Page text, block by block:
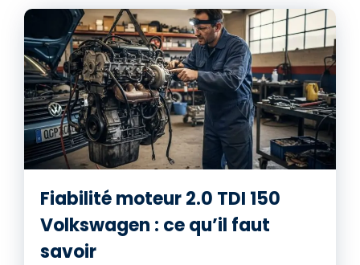
Fiabilité moteur 2.0 TDI 150
Volkswagen : ce qu’il faut
savoir